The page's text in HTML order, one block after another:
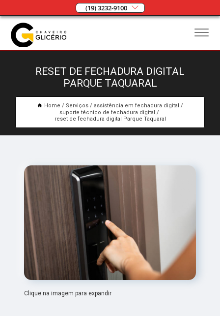
(19) 3232-9100
RESET DE FECHADURA DIGITAL
PARQUE TAQUARAL
Home Serviços
assistência em fechadura digital
suporte técnico de fechadura digital
reset de fechadura digital Parque Taquaral
Clique na imagem para expandir